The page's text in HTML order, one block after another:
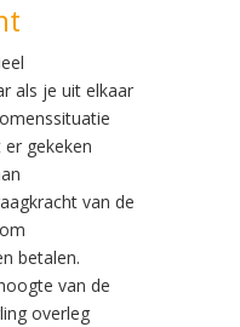
als je uit elkaar
gekeken
van de
betalen.
van de
overleg